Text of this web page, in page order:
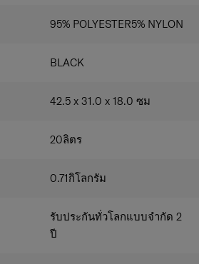
งด้านหน้า95% POLYESTER5% NYLON
BLACK
42.5 x 31.0 x 18.0 ซม
20ลิตร
0.71กิโลกรัม
รับประกันทั่วโลกแบบจำกัด 2
ปี